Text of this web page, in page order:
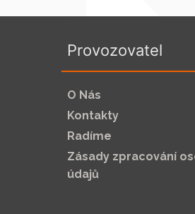
Provozovatel
O Nás
Kontakty
Radíme
Zásady zpracování
údajů